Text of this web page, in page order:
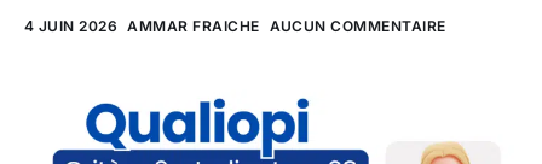
4 JUIN 2026 AMMAR FRAICHE AUCUN COMMENTAIRE